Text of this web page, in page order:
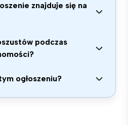
znajduje się na
podczas
ogłoszeniu?